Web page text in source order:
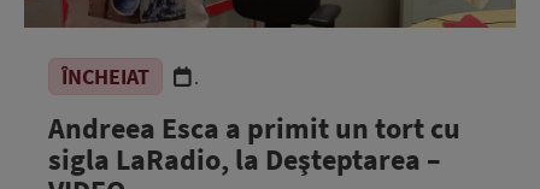
ÎNCHEIAT .
Andreea Esca a primit un tort cu
sigla LaRadio, la Deşteptarea –